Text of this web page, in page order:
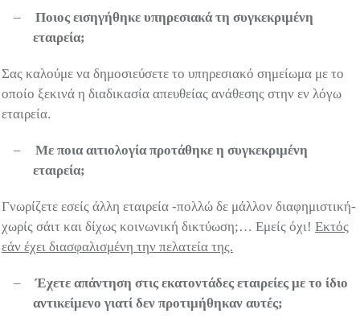
–
Ποιος εισηγήθηκε υπηρεσιακά τη συγκεκριμένη
εταιρεία;
Σας καλούμε να δημοσιεύσετε το υπηρεσιακό σημείωμα με το
οποίο ξεκινά η διαδικασία απευθείας ανάθεσης στην εν λόγω
εταιρεία.
–
Με ποια αιτιολογία προτάθηκε η συγκεκριμένη
εταιρεία;
Γνωρίζετε εσείς άλλη εταιρεία -πολλώ δε μάλλον διαφημιστική-
χωρίς σάιτ και δίχως κοινωνική δικτύωση;… Εμείς όχι! Εκτός
εάν έχει διασφαλισμένη την πελατεία της.
–
Έχετε απάντηση στις εκατοντάδες εταιρείες με το ίδιο
αντικείμενο γιατί δεν προτιμήθηκαν αυτές;